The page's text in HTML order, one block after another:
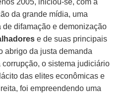
da grande mídia, uma
difamação e demonização
e de suas principais
abrigo da justa demanda
o sistema judiciário
das elites econômicas e
foi empreendendo uma